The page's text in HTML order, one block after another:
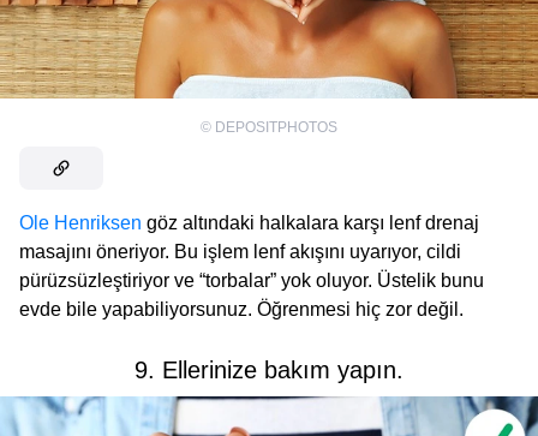
© DEPOSITPHOTOS
Ole Henriksen göz altındaki halkalara karşı lenf drenaj
masajını öneriyor. Bu işlem lenf akışını uyarıyor, cildi
pürüzsüzleştiriyor ve “torbalar” yok oluyor. Üstelik bunu
evde bile yapabiliyorsunuz. Öğrenmesi hiç zor değil.
9. Ellerinize bakım yapın.